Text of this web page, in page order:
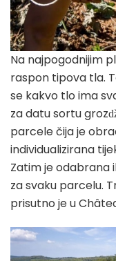
Na najpogodnijim
raspon tipova tla.
se kakvo tlo ima
za datu sortu
parcele čija je
individualizirana
Zatim je odabrana
za svaku parcelu.
prisutno je u